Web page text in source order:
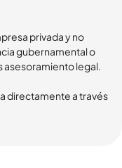
privada y no
gubernamental o
asesoramiento legal.
directamente a través